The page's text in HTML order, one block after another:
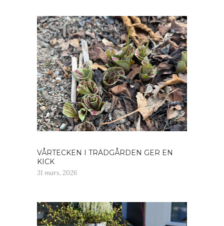
VÅRTECKEN I TRÄDGÅRDEN GER EN
KICK
31 mars, 2026